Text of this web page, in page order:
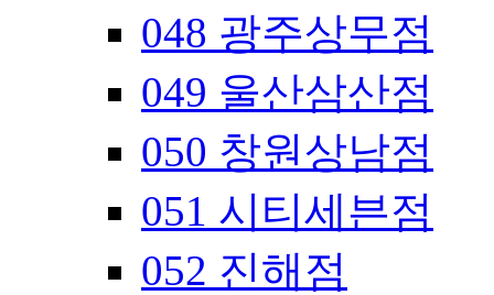
048 광주상무점
049 울산삼산점
050 창원상남점
051 시티세븐점
052 진해점